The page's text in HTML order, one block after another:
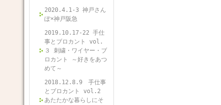
2020.4.1-3 神戸さん
ぽ×神戸阪急
2019.10.17-22 手仕
事とブロカント vol.
３ 刺繍・ワイヤー・ブ
ロカント ～好きをあつ
めて～
2018.12.8.9 手仕事
とブロカント vol.2
あたたかな暮らしにそ